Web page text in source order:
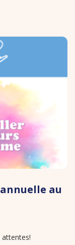
au
attentes!